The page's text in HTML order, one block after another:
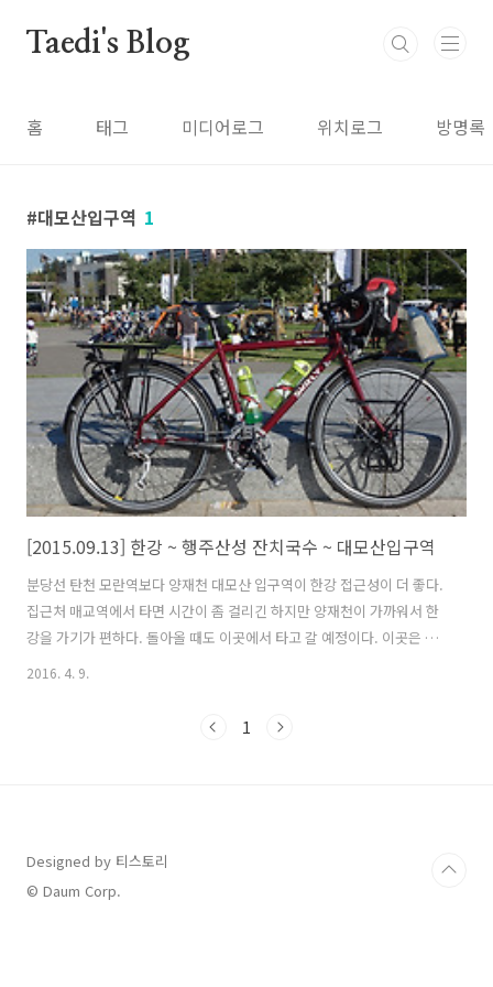
Taedi's Blog
홈 태그 미디어로그 위치로그 방명록
대모산입구역 1
[2015.09.13] 한강 ~ 행주산성 잔치국수 ~ 대모산입구역
분당선 탄천 모란역보다 양재천 대모산 입구역이 한강 접근성이 더 좋다.
집근처 매교역에서 타면 시간이 좀 걸리긴 하지만 양재천이 가까워서 한
강을 가기가 편하다. 돌아올 때도 이곳에서 타고 갈 예정이다. 이곳은 강
남권에 위치해 있으면서 개천과 주변에 산이 있어 자연환경 여건이 좋다.
만 라이딩 하기에는 괜찮은 날씨다. 탄천합수부 어느정도 라이딩을 하니
2016. 4. 9.
1
Designed by 티스토리
© Daum Corp.